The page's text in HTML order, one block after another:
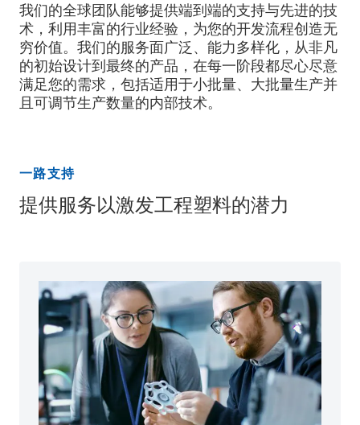
我们的全球团队能够提供端到端的支持与先进的技
术，利用丰富的行业经验，为您的开发流程创造无
穷价值。我们的服务面广泛、能力多样化，从非凡
的初始设计到最终的产品，在每一阶段都尽心尽意
满足您的需求，包括适用于小批量、大批量生产并
且可调节生产数量的内部技术。
一路支持
提供服务以激发工程塑料的潜力